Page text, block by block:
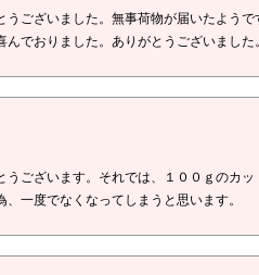
ございました。無事荷物が届いたようで
でおりました。ありがとうございました。
うございます。それでは、１００ｇのカッ
一度でなくなってしまうと思います。